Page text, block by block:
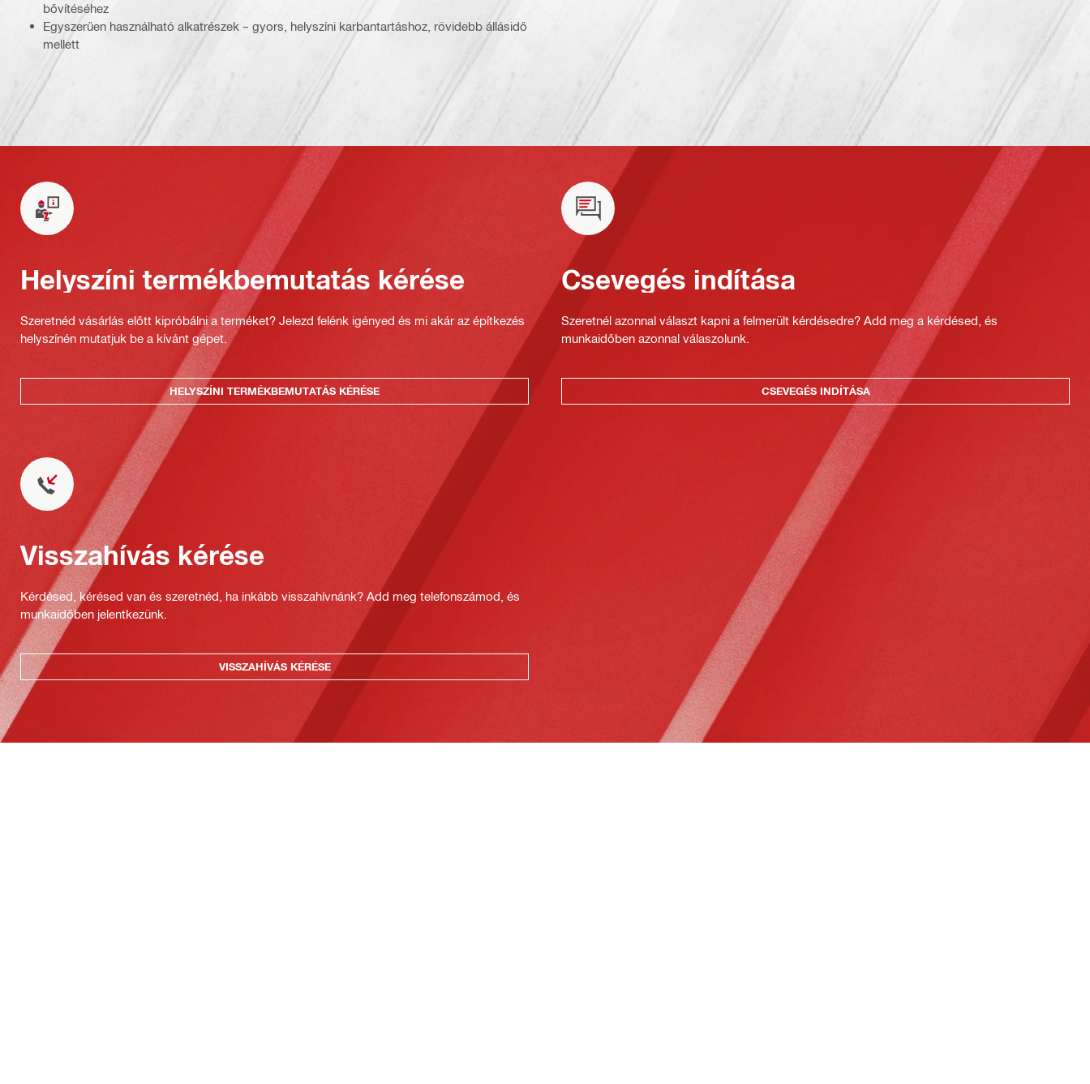
bővítéséhez
Egyszerűen használható alkatrészek – gyors, helyszíni karbantartáshoz, rövidebb állásidő
mellett
Helyszíni termékbemutatás kérése
Szeretnéd vásárlás előtt kipróbálni a terméket? Jelezd felénk igényed és mi akár az építkezés
helyszínén mutatjuk be a kívánt gépet.
HELYSZÍNI TERMÉKBEMUTATÁS KÉRÉSE
Csevegés indítása
Szeretnél azonnal választ kapni a felmerült kérdésedre? Add meg a kérdésed, és
munkaidőben azonnal válaszolunk.
CSEVEGÉS INDÍTÁSA
Visszahívás kérése
Kérdésed, kérésed van és szeretnéd, ha inkább visszahívnánk? Add meg telefonszámod, és
munkaidőben jelentkezünk.
VISSZAHÍVÁS KÉRÉSE